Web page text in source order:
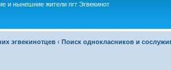
и нынешние жители пгт Эгвекинот
эгвекинотцев ‹ Поиск однокласников и